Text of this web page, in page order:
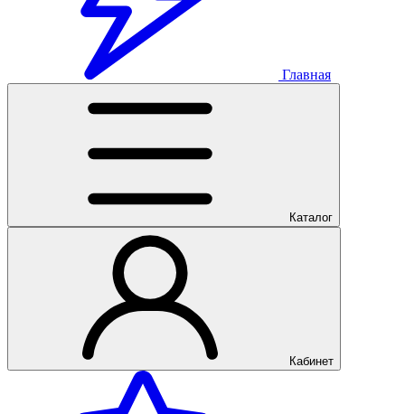
Главная
Каталог
Кабинет